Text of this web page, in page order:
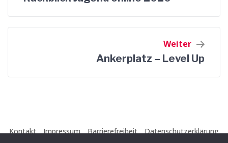
Weiter
Ankerplatz – Level Up
Kontakt Impressum Barrierefreiheit
Datenschutzerklärung